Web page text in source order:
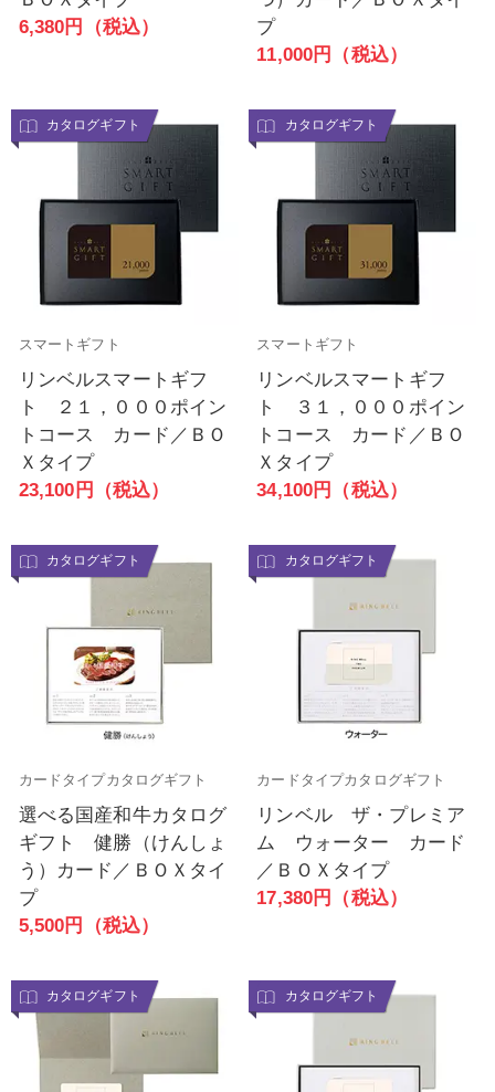
6,380円（税込）
プ
11,000円（税込）
カタログギフト
スマートギフト
リンベルスマートギフ
ト ２１，０００ポイン
トコース カード／ＢＯ
Ｘタイプ
23,100円（税込）
カタログギフト
スマートギフト
リンベルスマートギフ
ト ３１，０００ポイン
トコース カード／ＢＯ
Ｘタイプ
34,100円（税込）
カタログギフト
カードタイプカタログギフト
選べる国産和牛カタログ
ギフト 健勝（けんしょ
う）カード／ＢＯＸタイ
プ
5,500円（税込）
カタログギフト
カードタイプカタログギフト
リンベル ザ・プレミア
ム ウォーター カード
／ＢＯＸタイプ
17,380円（税込）
カタログギフト カタログギフト